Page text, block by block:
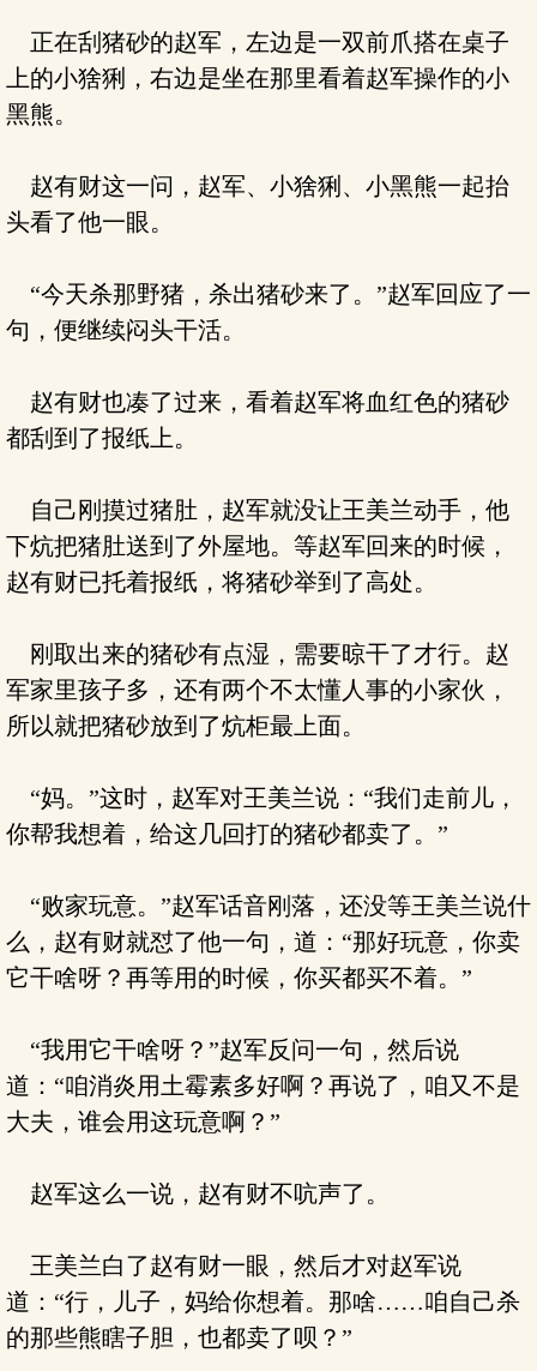
正在刮猪砂的赵军，左边是一双前爪搭在桌子
上的小猞猁，右边是坐在那里看着赵军操作的小
黑熊。
赵有财这一问，赵军、小猞猁、小黑熊一起抬
头看了他一眼。
“今天杀那野猪，杀出猪砂来了。”赵军回应了一
句，便继续闷头干活。
赵有财也凑了过来，看着赵军将血红色的猪砂
都刮到了报纸上。
自己刚摸过猪肚，赵军就没让王美兰动手，他
下炕把猪肚送到了外屋地。等赵军回来的时候，
赵有财已托着报纸，将猪砂举到了高处。
刚取出来的猪砂有点湿，需要晾干了才行。赵
军家里孩子多，还有两个不太懂人事的小家伙，
所以就把猪砂放到了炕柜最上面。
“妈。”这时，赵军对王美兰说：“我们走前儿，
你帮我想着，给这几回打的猪砂都卖了。”
“败家玩意。”赵军话音刚落，还没等王美兰说什
么，赵有财就怼了他一句，道：“那好玩意，你卖
它干啥呀？再等用的时候，你买都买不着。”
“我用它干啥呀？”赵军反问一句，然后说
道：“咱消炎用土霉素多好啊？再说了，咱又不是
大夫，谁会用这玩意啊？”
赵军这么一说，赵有财不吭声了。
王美兰白了赵有财一眼，然后才对赵军说
道：“行，儿子，妈给你想着。那啥……咱自己杀
的那些熊瞎子胆，也都卖了呗？”